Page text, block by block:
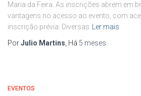
Maria da Feira. As inscrições abrem em
vantagens no acesso ao evento, com
inscrição prévia. Diversas
Ler mais
PorJulio Martins , Há 5 meses
EVENTOS